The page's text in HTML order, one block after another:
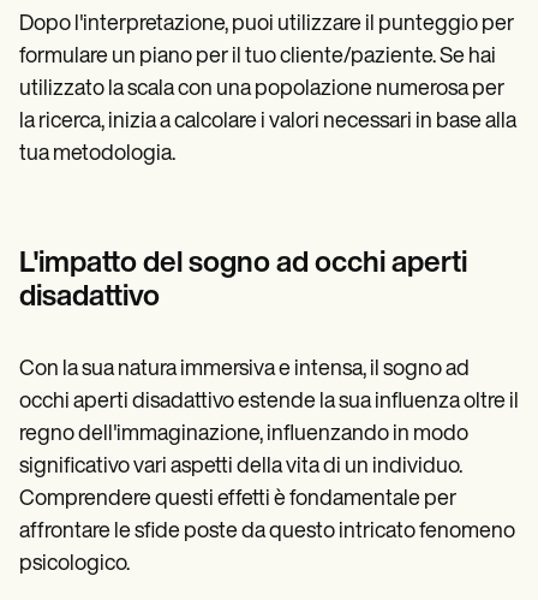
Dopo l'interpretazione, puoi utilizzare il punteggio per
formulare un piano per il tuo cliente/paziente. Se hai
utilizzato la scala con una popolazione numerosa per
la ricerca, inizia a calcolare i valori necessari in base alla
tua metodologia.
L'impatto del sogno ad occhi aperti
disadattivo
Con la sua natura immersiva e intensa, il sogno ad
occhi aperti disadattivo estende la sua influenza oltre il
regno dell'immaginazione, influenzando in modo
significativo vari aspetti della vita di un individuo.
Comprendere questi effetti è fondamentale per
affrontare le sfide poste da questo intricato fenomeno
psicologico.